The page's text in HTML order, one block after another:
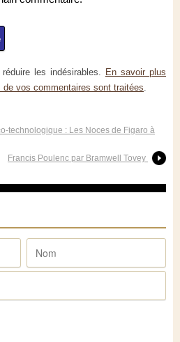
les indésirables. En savoir plus
vos commentaires sont traitées
technologique : Les Noces de Figaro à
Francis Poulenc par Bramwell Tovey